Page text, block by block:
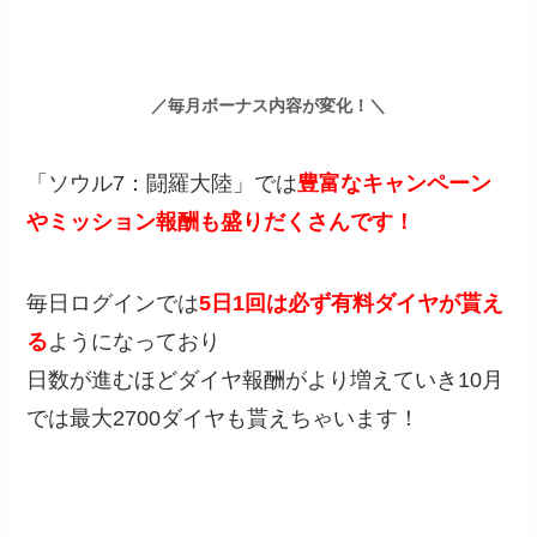
／毎月ボーナス内容が変化！＼
「ソウル7：闘羅大陸」では豊富なキャンペーン
やミッション報酬も盛りだくさんです！
毎日ログインでは5日1回は必ず有料ダイヤが貰え
るようになっており
日数が進むほどダイヤ報酬がより増えていき10月
では最大2700ダイヤも貰えちゃいます！